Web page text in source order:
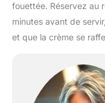
fouettée. Réservez au
minutes avant de
et que la crème se